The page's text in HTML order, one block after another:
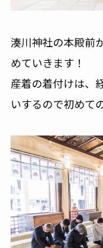
湊川神社の本殿前
めていきます！
産着の着付けは、
いするので初めて